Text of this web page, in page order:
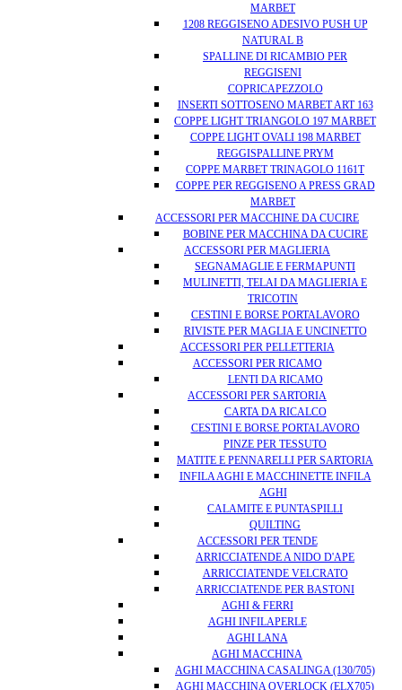
MARBET
1208 REGGISENO ADESIVO PUSH UP
NATURAL B
SPALLINE DI RICAMBIO PER
REGGISENI
COPRICAPEZZOLO
INSERTI SOTTOSENO MARBET ART 163
COPPE LIGHT TRIANGOLO 197 MARBET
COPPE LIGHT OVALI 198 MARBET
REGGISPALLINE PRYM
COPPE MARBET TRINAGOLO 1161T
COPPE PER REGGISENO A PRESS GRAD
MARBET
ACCESSORI PER MACCHINE DA CUCIRE
BOBINE PER MACCHINA DA CUCIRE
ACCESSORI PER MAGLIERIA
SEGNAMAGLIE E FERMAPUNTI
MULINETTI, TELAI DA MAGLIERIA E
TRICOTIN
CESTINI E BORSE PORTALAVORO
RIVISTE PER MAGLIA E UNCINETTO
ACCESSORI PER PELLETTERIA
ACCESSORI PER RICAMO
LENTI DA RICAMO
ACCESSORI PER SARTORIA
CARTA DA RICALCO
CESTINI E BORSE PORTALAVORO
PINZE PER TESSUTO
MATITE E PENNARELLI PER SARTORIA
INFILA AGHI E MACCHINETTE INFILA
AGHI
CALAMITE E PUNTASPILLI
QUILTING
ACCESSORI PER TENDE
ARRICCIATENDE A NIDO D'APE
ARRICCIATENDE VELCRATO
ARRICCIATENDE PER BASTONI
AGHI & FERRI
AGHI INFILAPERLE
AGHI LANA
AGHI MACCHINA
AGHI MACCHINA CASALINGA (130/705)
AGHI MACCHINA OVERLOCK (ELX705)